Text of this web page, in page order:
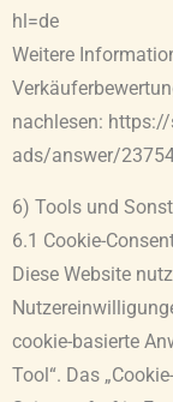
hl=de
Weitere
nachlesen:
ads/answer/
6) Tools und
6.1 Cookie-
Diese Website
cookie-basierte
Tool“. Das